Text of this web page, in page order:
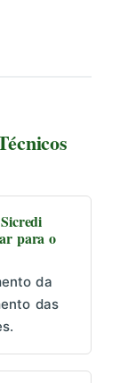
para o
da
das